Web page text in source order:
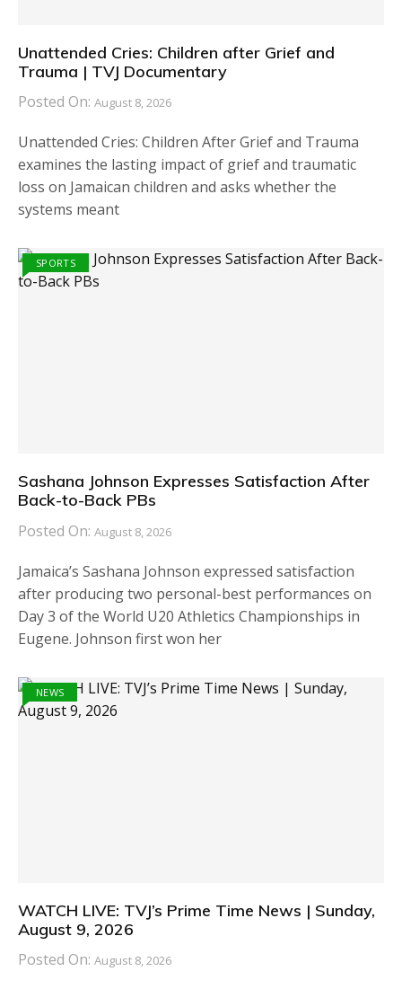
Unattended Cries: Children after Grief and
Trauma | TVJ Documentary
Posted On: August 8, 2026
Unattended Cries: Children After Grief and Trauma
examines the lasting impact of grief and traumatic
loss on Jamaican children and asks whether the
systems meant
SPORTS
Sashana Johnson Expresses Satisfaction After
Back-to-Back PBs
Posted On: August 8, 2026
Jamaica’s Sashana Johnson expressed satisfaction
after producing two personal-best performances on
Day 3 of the World U20 Athletics Championships in
Eugene. Johnson first won her
NEWS
WATCH LIVE: TVJ’s Prime Time News | Sunday,
August 9, 2026
Posted On: August 8, 2026